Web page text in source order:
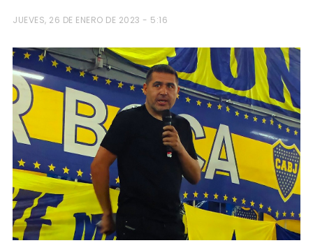
JUEVES, 26 DE ENERO DE 2023 - 5:16